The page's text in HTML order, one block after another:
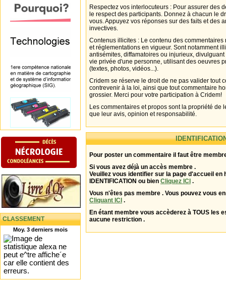
CLASSEMENT
Moy. 3 derniers mois
Respectez vos interlocuteurs : Pour assurer des
le respect des participants. Donnez à chacun le
vous. Appuyez vos réponses sur des faits et des
invectives.
Contenus illicites : Le contenu des
et réglementations en vigueur. Sont notamment
antisémites, diffamatoires ou injurieux,
vie privée d'une personne, utilisant des oeuvres
(textes, photos, vidéos...).
Cridem se réserve le droit de ne pas valider tout
contrevenir à la loi, ainsi que tout commentaire
grossier. Merci pour votre participation à Cridem!
Les commentaires et propos sont la propriété de
que leur avis, opinion et responsabilité.
Pour poster un commentaire il faut être
Si vous avez déjà un accès membre .
Veuillez vous identifier sur la page d'accueil en
IDENTIFICATION ou bien Cliquez ICI .
Vous n'êtes pas membre . Vous pouvez vous
Cliquant ICI .
En étant membre vous accèderez à TOUS les
aucune restriction .